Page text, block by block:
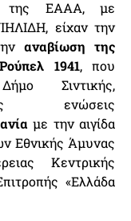
της ΕΑΑΑ, με
είχαν την
αναβίωση της
1941, που
Σιντικής,
ενώσεις
με την αιγίδα
Εθνικής Άμυνας
Κεντρικής
«Ελλάδα